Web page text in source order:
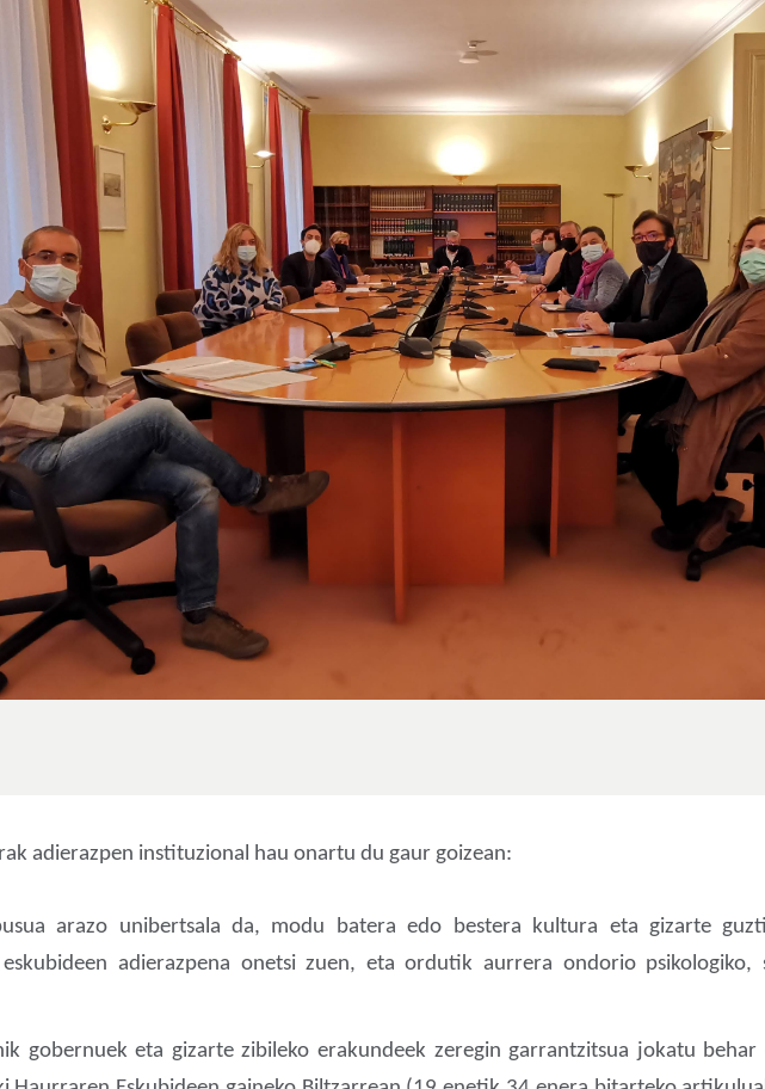
adierazpen instituzional hau onartu du gaur goizean:
arazo unibertsala da, modu batera edo bestera kultura eta gizarte
adierazpena onetsi zuen, eta ordutik aurrera ondorio
gobernuek eta gizarte zibileko erakundeek zeregin garrantzitsua jokatu